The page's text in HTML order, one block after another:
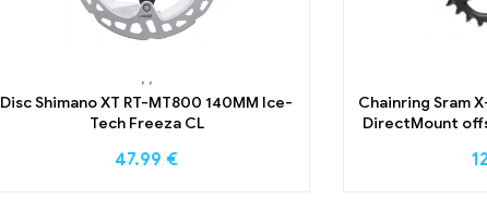
, ,
Disc Shimano XT RT-MT800 140MM Ice-
Tech Freeza CL
47.99 €
Chainring Sram
DirectMount